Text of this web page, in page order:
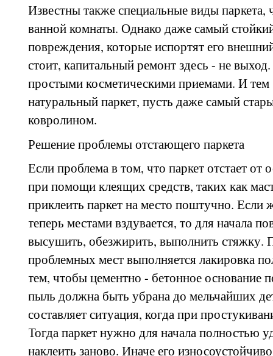
Известны также специальные виды паркета,
ванной комнаты. Однако даже самый
повреждения, которые испортят его
стоит, капитальный ремонт здесь - не
простыми косметическими приемами. И тем
натуральный паркет, пусть даже самый
ковролином.
Решение проблемы отстающего паркета
Если проблема в том, что паркет отстает от
при помощи клеящих средств, таких как
приклеить паркет на место поштучно. Если
теперь местами вздувается, то для начала
высушить, обезжирить, выполнить стяжку.
проблемных мест выполняется лакировка
тем, чтобы цементно - бетонное основание
пыль должна быть убрана до мельчайших
составляет ситуация, когда при
Тогда паркет нужно для начала полностью
наклеить заново. Иначе его